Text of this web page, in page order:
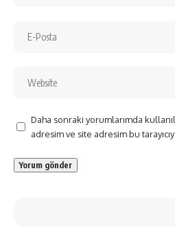
Daha sonraki yorumlarımda
adresim ve site adresim bu